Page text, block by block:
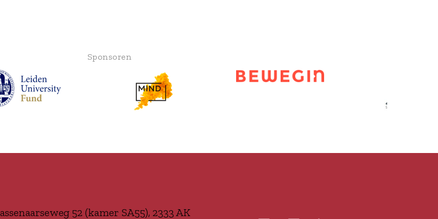
Sponsoren
52 (kamer SA55), 2333 AK